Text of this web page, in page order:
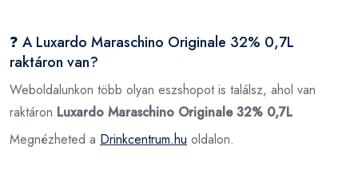
❓ A Luxardo Maraschino Originale 32% 0,7L
raktáron van?
Weboldalunkon több olyan eszshopot is találsz, ahol van
raktáron Luxardo Maraschino Originale 32% 0,7L
Megnézheted a Drinkcentrum.hu oldalon.